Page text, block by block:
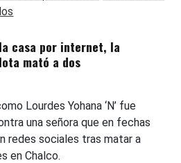
la casa por internet, la
mató a dos
Lourdes Yohana ‘N’ fue
una señora que en fechas
redes sociales tras matar a
en Chalco.